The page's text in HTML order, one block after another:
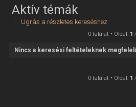
Aktív témák
Ugrás a részletes kereséshez
0 találat • Oldal: 1 /
Nincs a keresési feltételeknek
0 találat • Oldal: 1 /